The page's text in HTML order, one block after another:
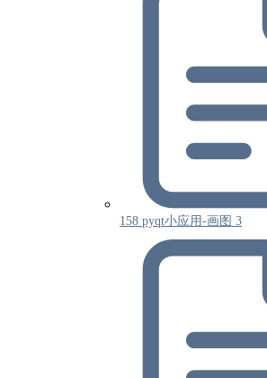
158 pyqt小应用-画图 3